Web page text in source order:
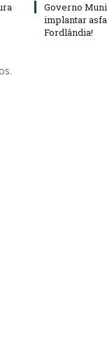
Governo
implantar
Fordlândia!